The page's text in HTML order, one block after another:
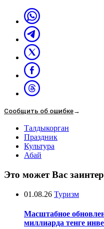
Сообщить об ошибке→
Талдыкорган
Праздник
Культура
Абай
Это может Вас
01.08.26 Туризм
Масштабное
миллиарда тенге